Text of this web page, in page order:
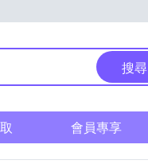
搜尋
會員專享